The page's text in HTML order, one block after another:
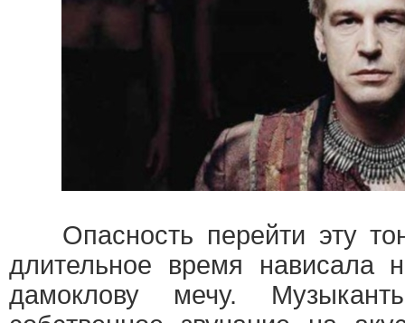
Опасность перейти эту
длительное время нависала
дамоклову мечу.